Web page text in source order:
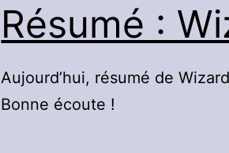
Résumé :
Aujourd’hui, résumé de
Bonne écoute !